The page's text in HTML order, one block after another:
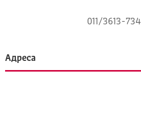
011/3613-734
Адреса